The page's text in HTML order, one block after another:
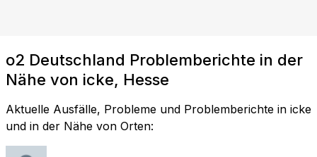
o2 Deutschland Problemberichte in der
Nähe von icke, Hesse
Aktuelle Ausfälle, Probleme und Problemberichte in icke
und in der Nähe von Orten: